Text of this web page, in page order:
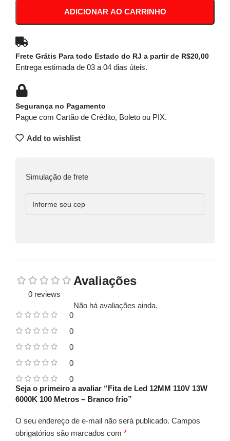
ADICIONAR AO CARRINHO
Frete Grátis Para todo Estado do RJ a partir de R$20,00
Entrega estimada de 03 a 04 dias úteis.
Segurança no Pagamento
Pague com Cartão de Crédito, Boleto ou PIX.
Add to wishlist
Simulação de frete
0 reviews
0
0
0
0
0
Avaliações
Não há avaliações ainda.
Seja o primeiro a avaliar “Fita de Led 12MM 110V 13W
6000K 100 Metros – Branco frio”
O seu endereço de e-mail não será publicado. Campos
obrigatórios são marcados com *